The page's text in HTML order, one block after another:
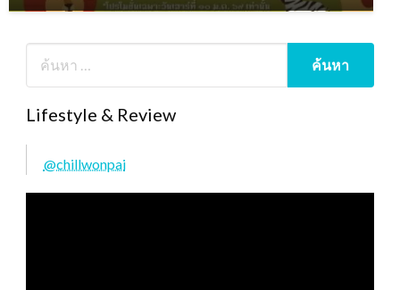
Lifestyle & Review
@chillwonpai